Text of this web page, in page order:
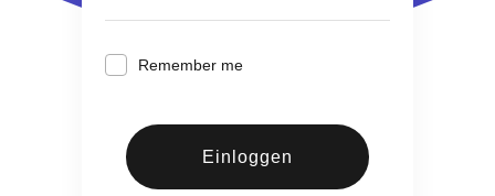
Remember me
Einloggen